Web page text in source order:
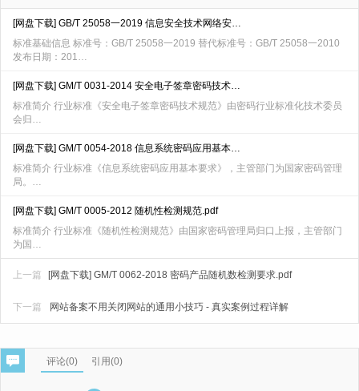
[网盘下载] GB/T 25058一2019 信息安全技术网络安…
标准基础信息 标准号：GB/T 25058一2019 替代标准号：GB/T 25058一2010
发布日期：201…
[网盘下载] GM/T 0031-2014 安全电子签章密码技术…
标准简介 行业标准《安全电子签章密码技术规范》由密码行业标准化技术委员
会归…
[网盘下载] GM/T 0054-2018 信息系统密码应用基本…
标准简介 行业标准《信息系统密码应用基本要求》，主管部门为国家密码管理
局。…
[网盘下载] GM/T 0005-2012 随机性检测规范.pdf
标准简介 行业标准《随机性检测规范》由国家密码管理局归口上报，主管部门
为国…
上一篇 [网盘下载] GM/T 0062-2018 密码产品随机数检测要求.pdf
网站备案不用关闭网站的通用小技巧 - 真实案例过程详解
下一篇
评论(0) 引用(0)